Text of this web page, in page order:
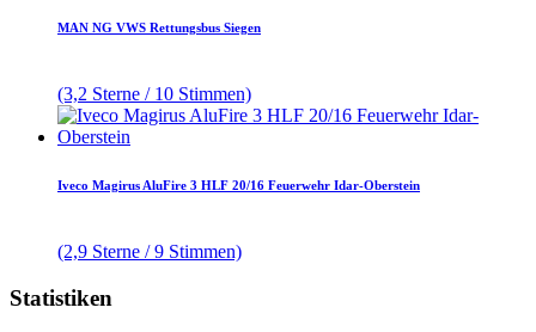
MAN NG VWS Rettungsbus Siegen
(3,2 Sterne / 10 Stimmen)
Iveco Magirus AluFire 3 HLF 20/16 Feuerwehr Idar-Oberstein
(2,9 Sterne / 9 Stimmen)
Statistiken